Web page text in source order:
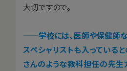
大切ですので。
——学校には、医師や保健師
スペシャリストも入っていると
さんのような教科担任の先生